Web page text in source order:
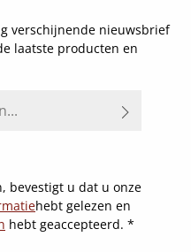
verschijnende nieuwsbrief
laatste producten en
bevestigt u dat u onze
hebt gelezen en
hebt geaccepteerd. *